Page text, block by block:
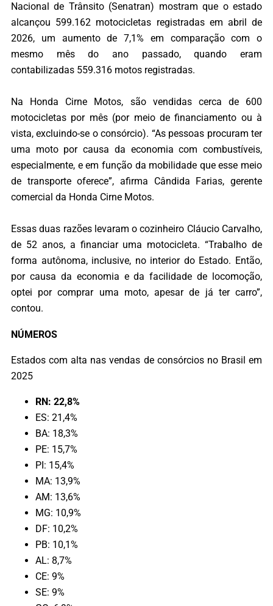
Nacional de Trânsito (Senatran) mostram que o estado
alcançou 599.162 motocicletas registradas em abril de
2026, um aumento de 7,1% em comparação com o
mesmo mês do ano passado, quando eram
contabilizadas 559.316 motos registradas.
Na Honda Cirne Motos, são vendidas cerca de 600
motocicletas por mês (por meio de financiamento ou à
vista, excluindo-se o consórcio). “As pessoas procuram ter
uma moto por causa da economia com combustíveis,
especialmente, e em função da mobilidade que esse meio
de transporte oferece”, afirma Cândida Farias, gerente
comercial da Honda Cirne Motos.
Essas duas razões levaram o cozinheiro Cláucio Carvalho,
de 52 anos, a financiar uma motocicleta. “Trabalho de
forma autônoma, inclusive, no interior do Estado. Então,
por causa da economia e da facilidade de locomoção,
optei por comprar uma moto, apesar de já ter carro”,
contou.
NÚMEROS
Estados com alta nas vendas de consórcios no Brasil em
2025
RN: 22,8%
ES: 21,4%
BA: 18,3%
PE: 15,7%
PI: 15,4%
MA: 13,9%
AM: 13,6%
MG: 10,9%
DF: 10,2%
PB: 10,1%
AL: 8,7%
CE: 9%
SE: 9%